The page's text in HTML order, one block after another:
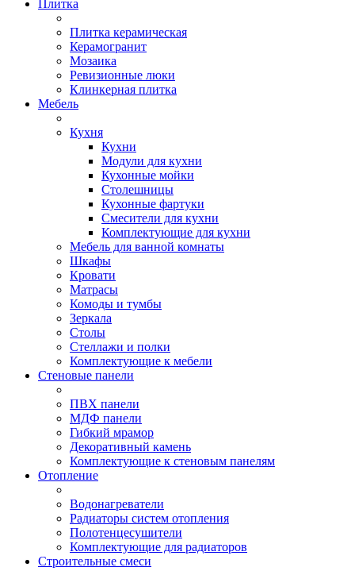
Плитка
Плитка керамическая
Керамогранит
Мозаика
Ревизионные люки
Клинкерная плитка
Мебель
Кухня
Кухни
Модули для кухни
Кухонные мойки
Столешницы
Кухонные фартуки
Смесители для кухни
Комплектующие для кухни
Мебель для ванной комнаты
Шкафы
Кровати
Матрасы
Комоды и тумбы
Зеркала
Столы
Стеллажи и полки
Комплектующие к мебели
Стеновые панели
ПВХ панели
МДФ панели
Гибкий мрамор
Декоративный камень
Комплектующие к стеновым панелям
Отопление
Водонагреватели
Радиаторы систем отопления
Полотенцесушители
Комплектующие для радиаторов
Строительные смеси